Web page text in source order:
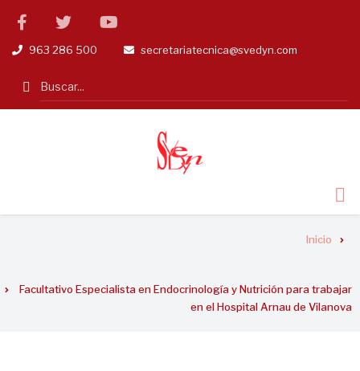
Pasar
contenido
facebooktwitter
tel963 286 500 email
secretariatecnica@svedyn.com
Search
ayuda
Inicio
Facultativo Especialista en Endocrinología y Nutrición para trabajar
en el Hospital Arnau de Vilanova